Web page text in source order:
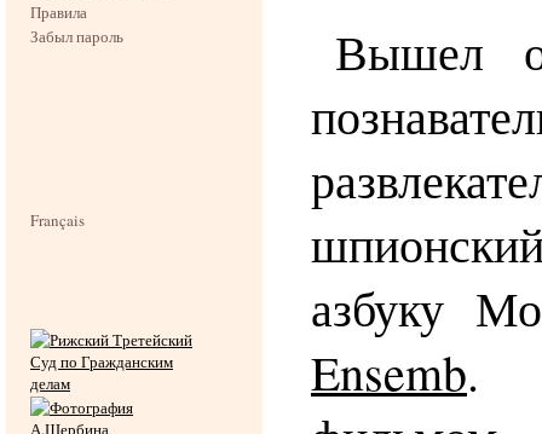
Правила
Забыл пароль
Français
Вышел
азбуку
Ensemb.